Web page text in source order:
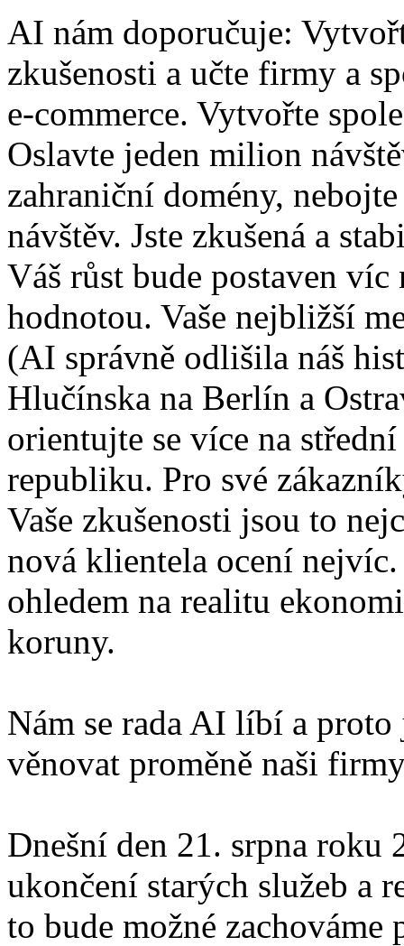
AI nám doporučuje:
zkušenosti a učte firmy a
e-commerce. Vytvořte
Oslavte jeden milion
zahraniční domény,
návštěv. Jste zkušená a
Váš růst bude postaven
hodnotou. Vaše nejbližší
(AI správně odlišila náš
Hlučínska na Berlín a
orientujte se více na
republiku. Pro své
Vaše zkušenosti jsou to
nová klientela ocení nejvíc.
ohledem na realitu
koruny.
Nám se rada AI líbí a
věnovat proměně naši
Dnešní den 21. srpna roku
ukončení starých služeb a
to bude možné